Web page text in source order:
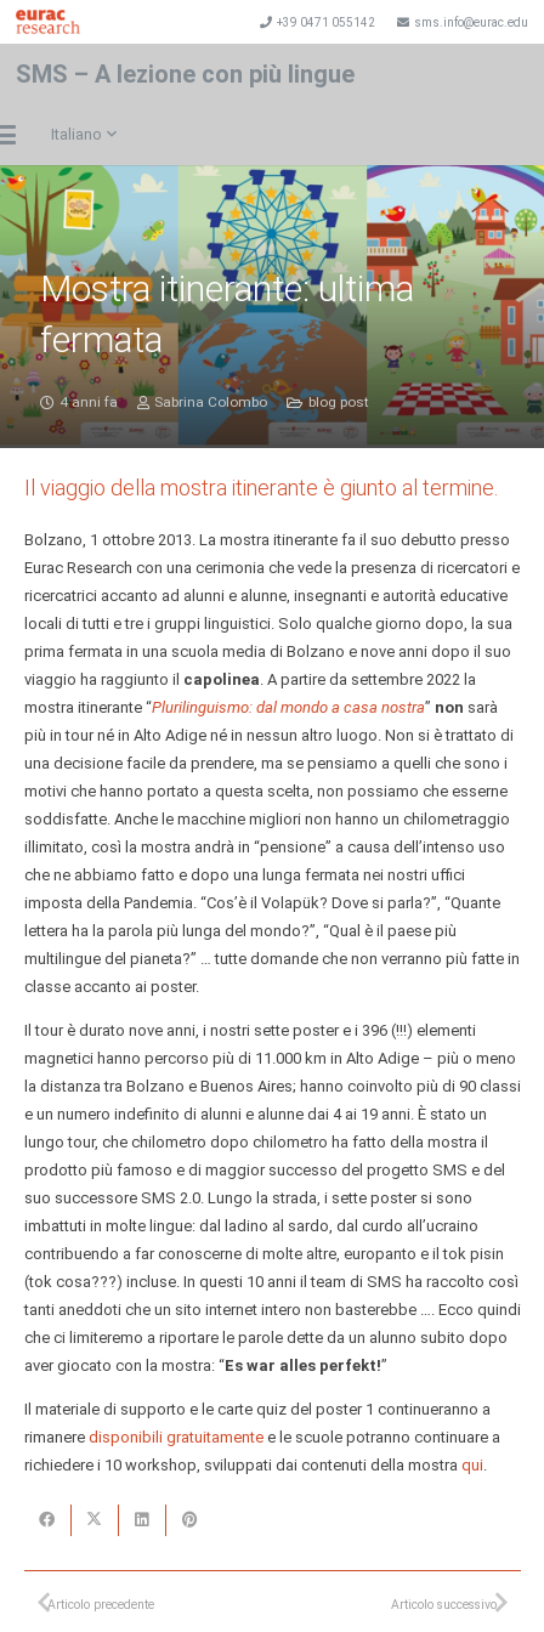
+39 0471 055142 sms.info@eurac.edu
SMS – A lezione con più lingue
Italiano
Mostra itinerante: ultima
fermata
4 anni fa Sabrina Colombo blog post
Il viaggio della mostra itinerante è giunto al termine.
Bolzano, 1 ottobre 2013. La mostra itinerante fa il suo debutto presso
Eurac Research con una cerimonia che vede la presenza di ricercatori e
ricercatrici accanto ad alunni e alunne, insegnanti e autorità educative
locali di tutti e tre i gruppi linguistici. Solo qualche giorno dopo, la sua
prima fermata in una scuola media di Bolzano e nove anni dopo il suo
viaggio ha raggiunto il capolinea. A partire da settembre 2022 la
mostra itinerante “Plurilinguismo: dal mondo a casa nostra” non sarà
più in tour né in Alto Adige né in nessun altro luogo. Non si è trattato di
una decisione facile da prendere, ma se pensiamo a quelli che sono i
motivi che hanno portato a questa scelta, non possiamo che esserne
soddisfatte. Anche le macchine migliori non hanno un chilometraggio
illimitato, così la mostra andrà in “pensione” a causa dell’intenso uso
che ne abbiamo fatto e dopo una lunga fermata nei nostri uffici
imposta della Pandemia. “Cos’è il Volapük? Dove si parla?”, “Quante
lettera ha la parola più lunga del mondo?”, “Qual è il paese più
multilingue del pianeta?” … tutte domande che non verranno più fatte in
classe accanto ai poster.
Il tour è durato nove anni, i nostri sette poster e i 396 (!!!) elementi
magnetici hanno percorso più di 11.000 km in Alto Adige – più o meno
la distanza tra Bolzano e Buenos Aires; hanno coinvolto più di 90 classi
e un numero indefinito di alunni e alunne dai 4 ai 19 anni. È stato un
lungo tour, che chilometro dopo chilometro ha fatto della mostra il
prodotto più famoso e di maggior successo del progetto SMS e del
suo successore SMS 2.0. Lungo la strada, i sette poster si sono
imbattuti in molte lingue: dal ladino al sardo, dal curdo all’ucraino
contribuendo a far conoscerne di molte altre, europanto e il tok pisin
(tok cosa???) incluse. In questi 10 anni il team di SMS ha raccolto così
tanti aneddoti che un sito internet intero non basterebbe …. Ecco quindi
che ci limiteremo a riportare le parole dette da un alunno subito dopo
aver giocato con la mostra: “Es war alles perfekt!”
Il materiale di supporto e le carte quiz del poster 1 continueranno a
rimanere disponibili gratuitamentee le scuole potranno continuare a
richiedere i 10 workshop, sviluppati dai contenuti della mostra qui.
Articolo precedente Articolo successivo